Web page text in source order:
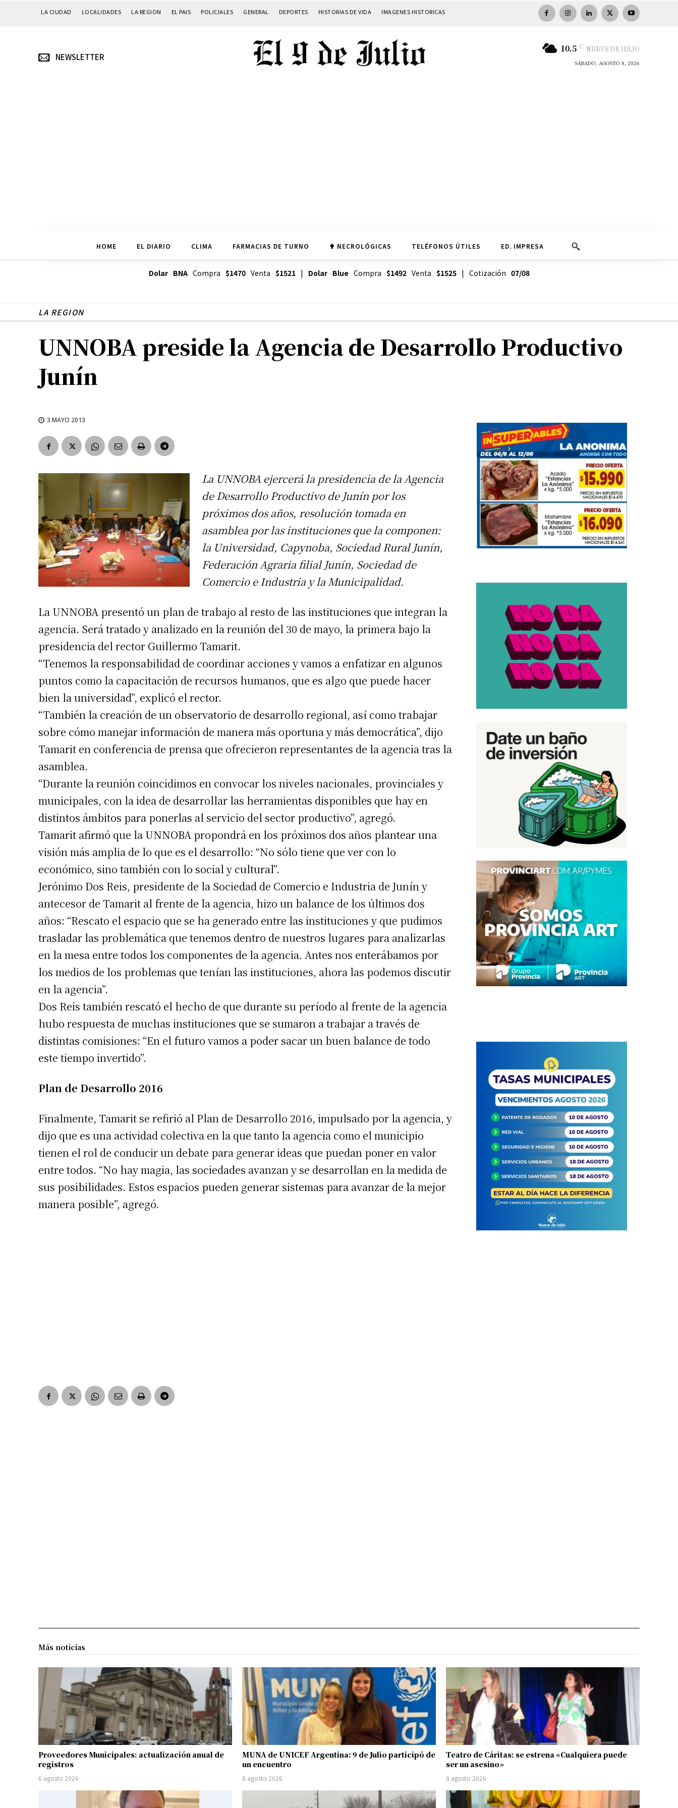
Suscribirme gratis
Dirección de correo electrónico*
Número de teléfono
LA CIUDAD LOCALIDADES LA REGION EL PAIS POLICIALES GENERAL DEPORTES HISTORIAS DE VIDA IMAGENES HISTORICAS
NEWSLETTER
10.5 C NUEVE DE JULIO
SÁBADO, AGOSTO 8, 2026
HOME EL DIARIO CLIMA FARMACIAS DE TURNO ✟ NECROLÓGICAS TELÉFONOS ÚTILES ED. IMPRESA
Dolar BNACompra $1470Venta $1521| Dolar Blue Compra $1492Venta $1525| Cotización 07/08
LA REGION
UNNOBA preside la Agencia de Desarrollo Productivo
Junín
3 MAYO 2013
La UNNOBA ejercerá la presidencia de la Agencia
de Desarrollo Productivo de Junín por los
próximos dos años, resolución tomada en
asamblea por las instituciones que la componen:
la Universidad, Capynoba, Sociedad Rural Junín,
Federación Agraria filial Junín, Sociedad de
Comercio e Industria y la Municipalidad.
La UNNOBA presentó un plan de trabajo al resto de las instituciones que integran la
agencia. Será tratado y analizado en la reunión del 30 de mayo, la primera bajo la
presidencia del rector Guillermo Tamarit.
“Tenemos la responsabilidad de coordinar acciones y vamos a enfatizar en algunos
puntos como la capacitación de recursos humanos, que es algo que puede hacer
bien la universidad”, explicó el rector.
“También la creación de un observatorio de desarrollo regional, así como trabajar
sobre cómo manejar información de manera más oportuna y más democrática”, dijo
Tamarit en conferencia de prensa que ofrecieron representantes de la agencia tras la
asamblea.
“Durante la reunión coincidimos en convocar los niveles nacionales, provinciales y
municipales, con la idea de desarrollar las herramientas disponibles que hay en
distintos ámbitos para ponerlas al servicio del sector productivo”, agregó.
Tamarit afirmó que la UNNOBA propondrá en los próximos dos años plantear una
visión más amplia de lo que es el desarrollo: “No sólo tiene que ver con lo
económico, sino también con lo social y cultural”.
Jerónimo Dos Reis, presidente de la Sociedad de Comercio e Industria de Junín y
antecesor de Tamarit al frente de la agencia, hizo un balance de los últimos dos
años: “Rescato el espacio que se ha generado entre las instituciones y que pudimos
trasladar las problemática que tenemos dentro de nuestros lugares para analizarlas
en la mesa entre todos los componentes de la agencia. Antes nos enterábamos por
los medios de los problemas que tenían las instituciones, ahora las podemos discutir
en la agencia”.
Dos Reis también rescató el hecho de que durante su período al frente de la agencia
hubo respuesta de muchas instituciones que se sumaron a trabajar a través de
distintas comisiones: “En el futuro vamos a poder sacar un buen balance de todo
este tiempo invertido”.
Plan de Desarrollo 2016
Finalmente, Tamarit se refirió al Plan de Desarrollo 2016, impulsado por la agencia, y
dijo que es una actividad colectiva en la que tanto la agencia como el municipio
tienen el rol de conducir un debate para generar ideas que puedan poner en valor
entre todos. “No hay magia, las sociedades avanzan y se desarrollan en la medida de
sus posibilidades. Estos espacios pueden generar sistemas para avanzar de la mejor
manera posible”, agregó.
Más noticias
Proveedores Municipales: actualización anual de
registros
6 agosto 2026
MUNA de UNICEF Argentina: 9 de Julio participó de
un encuentro
8 agosto 2026
Teatro de Cáritas: se estrena «Cualquiera puede
ser un asesino»
8 agosto 2026